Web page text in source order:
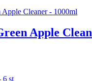
Apple